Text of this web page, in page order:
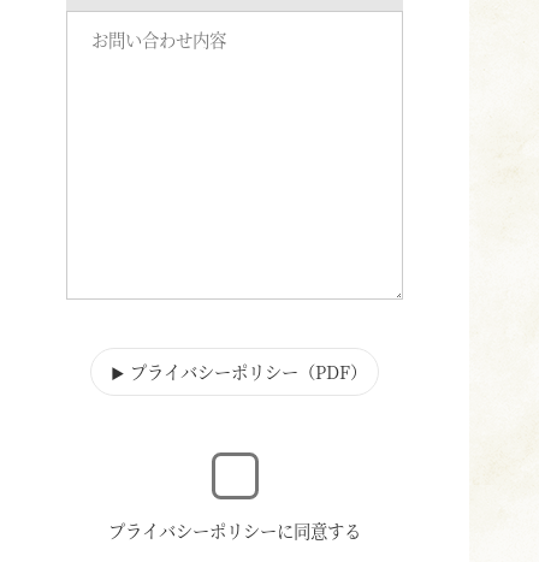
▶ プライバシーポリシー（PDF）
プライバシーポリシーに同意する